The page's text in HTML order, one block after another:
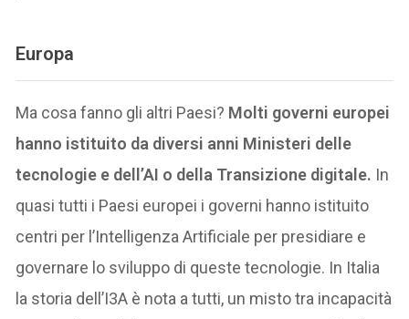
Europa
Ma cosa fanno gli altri Paesi? Molti governi europei
hanno istituito da diversi anni Ministeri delle
tecnologie e dell’AI o della Transizione digitale. In
quasi tutti i Paesi europei i governi hanno istituito
centri per l’Intelligenza Artificiale per presidiare e
governare lo sviluppo di queste tecnologie. In Italia
la storia dell’I3A è nota a tutti, un misto tra incapacità